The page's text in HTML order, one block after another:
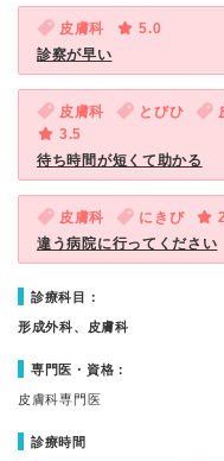
皮膚科
5.0
診察が早い
皮膚科 とびひ
3.5
待ち時間が短くて助かる
皮膚科 にきび
違う病院に行ってください
診療科目：
形成外科、皮膚科
専門医・資格：
皮膚科専門医
診療時間